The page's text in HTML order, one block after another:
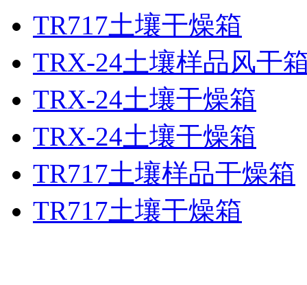
TR717土壤干燥箱
TRX-24土壤样品风干
TRX-24土壤干燥箱
TRX-24土壤干燥箱
TR717土壤样品干燥箱
TR717土壤干燥箱